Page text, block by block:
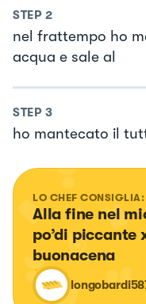
STEP 2
nel frattempo ho
acqua e sale al
STEP 3
ho mantecato il
LO CHEF CONSIGLIA:
Alla fine nel
po’di piccante
buonacena